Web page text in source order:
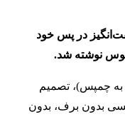
در پس خود
به چمپس)، تصمیم
بدون برف، بدون